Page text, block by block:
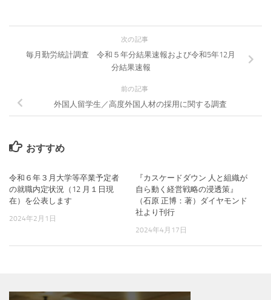
次の記事
毎月勤労統計調査 令和５年分結果速報および令和5年12月
分結果速報
前の記事
外国人留学生／高度外国人材の採用に関する調査
おすすめ
令和６年３月大学等卒業予定者
の就職内定状況（12 月１日現
在）を公表します
2024年2月1日
『カスケードダウン 人と組織が
自ら動く経営戦略の浸透策』
（石原 正博：著）ダイヤモンド
社より刊行
2024年4月17日